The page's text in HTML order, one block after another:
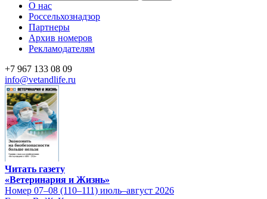
О нас
Россельхознадзор
Партнеры
Архив номеров
Рекламодателям
+7 967 133 08 09
info@vetandlife.ru
Читать газету
«Ветеринария и Жизнь»
Номер 07–08 (110–111) июль–август 2026